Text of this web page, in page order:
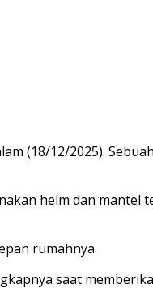
(18/12/2025).
helm dan mantel
rumahnya.
saat